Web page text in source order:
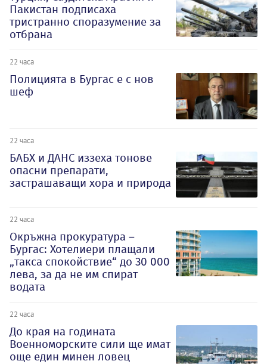
Пакистан подписаха
тристранно споразумение за
отбрана
22 часа
Полицията в Бургас е с нов
шеф
22 часа
БАБХ и ДАНС иззеха тонове
опасни препарати,
застрашаващи хора и природа
22 часа
Окръжна прокуратура –
Бургас: Хотелиери плащали
„такса спокойствие“ до 30 000
лева, за да не им спират
водата
22 часа
До края на годината
Военноморските сили ще имат
още един минен ловец